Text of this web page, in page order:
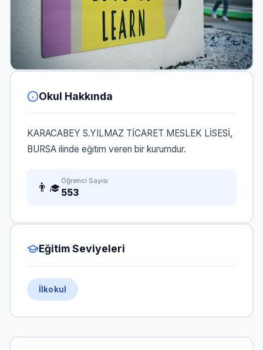
Okul Hakkında
KARACABEY S.YILMAZ TİCARET MESLEK LİSESİ,
BURSA ilinde eğitim veren bir kurumdur.
👨‍🎓 Öğrenci Sayısı
553
Eğitim Seviyeleri
İlkokul